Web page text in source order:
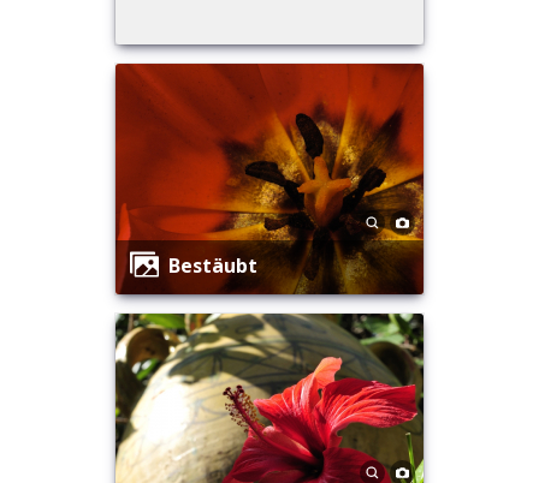
Bestäubt